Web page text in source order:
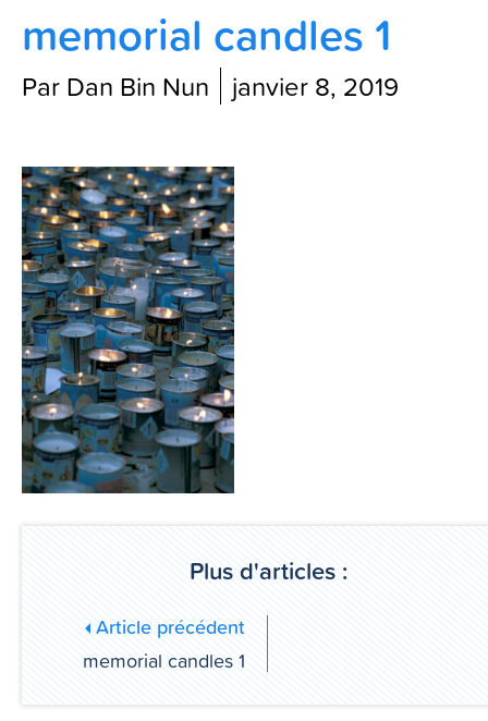
Contactez-nous
Blog
memorial candles 1
Par Dan Bin Nun janvier 8, 2019
Plus d'articles :
Article précédent
memorial candles 1